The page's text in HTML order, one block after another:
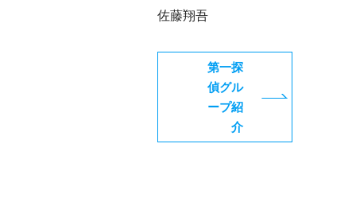
佐藤翔吾
第一探
偵グル
ープ紹
介